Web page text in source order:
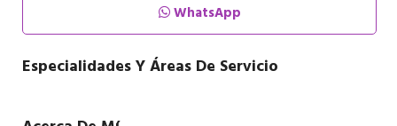
WhatsApp
Especialidades Y Áreas De Servicio